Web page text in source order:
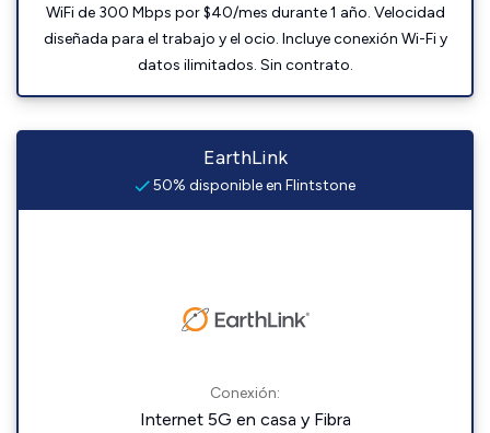
WiFi de 300 Mbps por $40/mes durante 1 año. Velocidad
diseñada para el trabajo y el ocio. Incluye conexión Wi-Fi y
datos ilimitados. Sin contrato.
EarthLink
50% disponible en Flintstone
Conexión:
Internet 5G en casa y Fibra